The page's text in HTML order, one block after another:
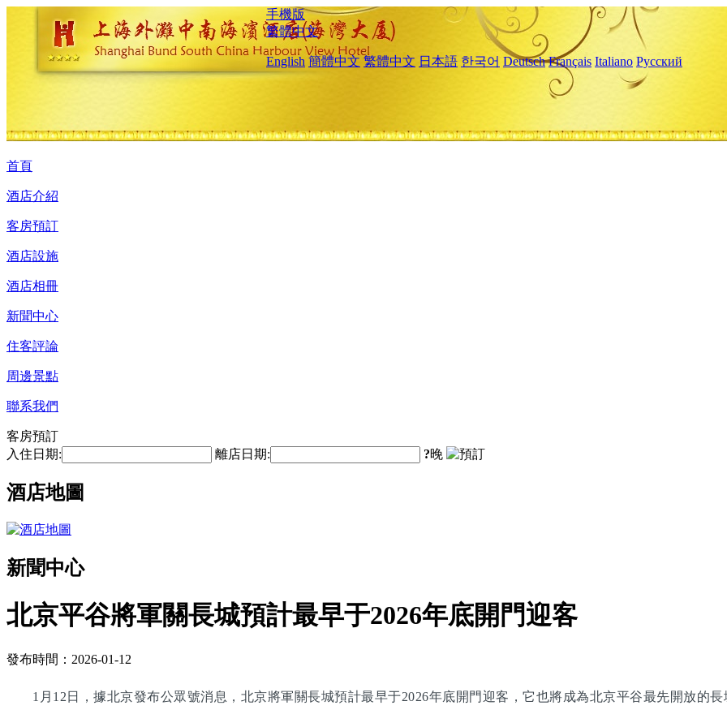
手機版
繁體中文
English 簡體中文 繁體中文 日本語 한국어 Deutsch Français Italiano Русский
首頁
酒店介紹
客房預訂
酒店設施
酒店相冊
新聞中心
住客評論
周邊景點
聯系我們
客房預訂
入住日期:
離店日期: ?晚
酒店地圖
新聞中心
北京平谷將軍關長城預計最早于2026年底開門迎客
發布時間：2026-01-12
1月12日，據北京發布公眾號消息，北京將軍關長城預計最早于2026年底開門迎客，它也將成為北京平谷最先開放的長